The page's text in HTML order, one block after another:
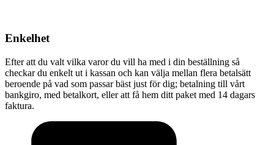
Enkelhet
Efter att du valt vilka varor du vill ha med i din beställning så
checkar du enkelt ut i kassan och kan välja mellan flera betalsätt
beroende på vad som passar bäst just för dig; betalning till vårt
bankgiro, med betalkort, eller att få hem ditt paket med 14 dagars
faktura.